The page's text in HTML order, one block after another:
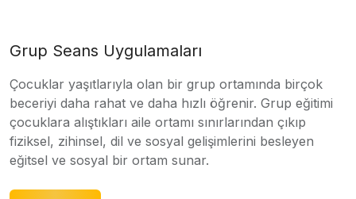
Grup Seans Uygulamaları
Çocuklar yaşıtlarıyla olan bir grup ortamında birçok
beceriyi daha rahat ve daha hızlı öğrenir. Grup eğitimi
çocuklara alıştıkları aile ortamı sınırlarından çıkıp
fiziksel, zihinsel, dil ve sosyal gelişimlerini besleyen
eğitsel ve sosyal bir ortam sunar.